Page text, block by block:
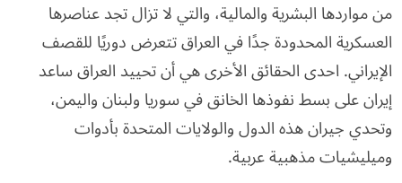
من مواردها البشرية والمالية، والتي لا تزال تجد عناصرها
العسكرية المحدودة جدًا في العراق تتعرض دوريًا للقصف
الإيراني. احدى الحقائق الأخرى هي أن تحييد العراق ساعد
إيران على بسط نفوذها الخانق في سوريا ولبنان واليمن،
وتحدي جيران هذه الدول والولايات المتحدة بأدوات
وميليشيات مذهبية عربية.